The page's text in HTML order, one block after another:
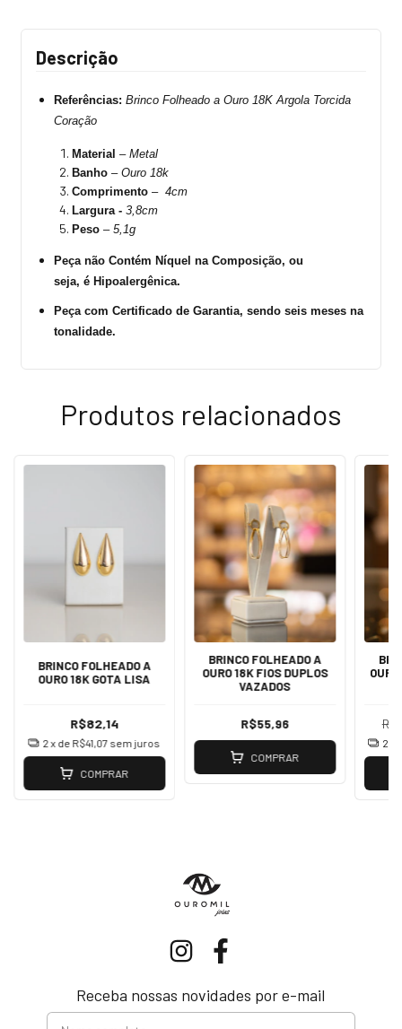
Descrição
Referências: Brinco Folheado a Ouro 18K Argola Torcida
Coração
Material – Metal
Banho – Ouro 18k
Comprimento – 4cm
Largura - 3,8cm
Peso – 5,1g
Peça não Contém Níquel na Composição, ou
seja, é Hipoalergênica.
Peça com Certificado de Garantia, sendo seis meses na
tonalidade.
Produtos relacionados
BRINCO FOLHEADO A
OURO 18K GOTA LISA
R$82,14
2x de R$41,07 sem juros
COMPRAR
BRINCO FOLHEADO A
OURO 18K FIOS DUPLOS
VAZADOS
R$55,96
COMPRAR
2
Receba nossas novidades por e-mail